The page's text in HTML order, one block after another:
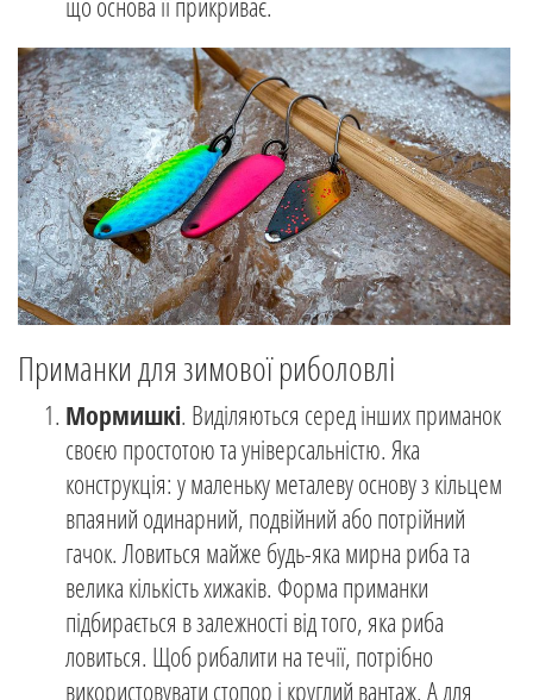
Приманки для зимової риболовлі
Мормишкі. Виділяються серед інших приманок
своєю простотою та універсальністю. Яка
конструкція: у маленьку металеву основу з кільцем
впаяний одинарний, подвійний або потрійний
гачок. Ловиться майже будь-яка мирна риба та
велика кількість хижаків. Форма приманки
підбирається в залежності від того, яка риба
ловиться. Щоб рибалити на течії, потрібно
використовувати стопор і круглий вантаж. А для